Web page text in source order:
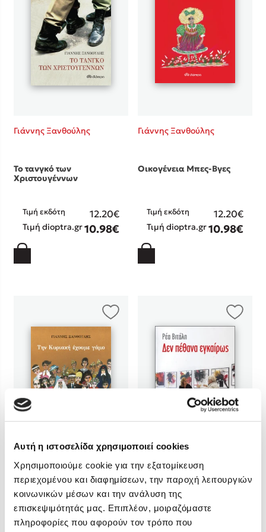
Αυτή η ιστοσελίδα χρησιμοποιεί cookies
Χρησιμοποιούμε cookie για την εξατομίκευση
περιεχομένου και διαφημίσεων, την παροχή λειτουργιών
κοινωνικών μέσων και την ανάλυση της
επισκεψιμότητάς μας. Επιπλέον, μοιραζόμαστε
πληροφορίες που αφορούν τον τρόπο που
Προσεχείς εκδηλώσεις
Η Δανάη Δεληγεώργη στον Πύργο Κύμης
Ο Κώστας Κρομμύδας στο Παλαιοχώρι Καλαμπάκας
Ο Κώστας Κρομμύδας και η Μαρίνα Γιώτη στη Νικήτη
Ο Στέφανος Ξενάκης στη Χίο
Γιάννης Ξανθούλης
Το τανγκό των
Χριστουγέννων
Τιμή εκδότη 12.20€
Τιμή dioptra.gr10.98€
Γιάννης Ξανθούλης
Οικογένεια Μπες-Βγες
Τιμή εκδότη 12.20€
Τιμή dioptra.gr10.98€
Γιάννης Ξανθούλης
Την Κυριακή έχουμε γάμο
Ρέα Βιτάλη
Δεν πέθανα εγκαίρως